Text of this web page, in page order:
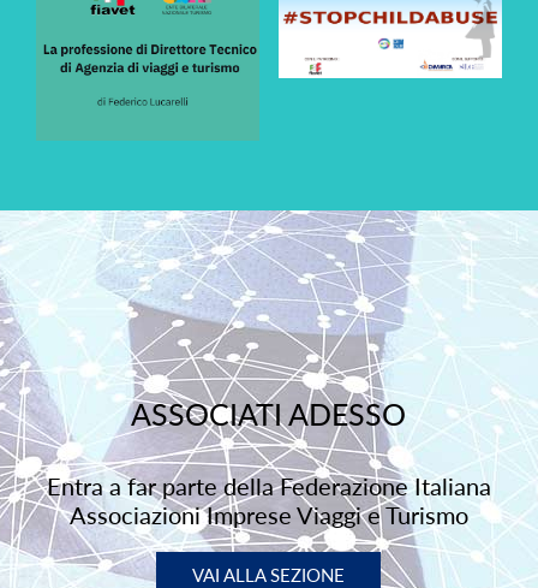
ASSOCIATI ADESSO
Entra a far parte della Federazione Italiana
Associazioni Imprese Viaggi e Turismo
VAI ALLA SEZIONE